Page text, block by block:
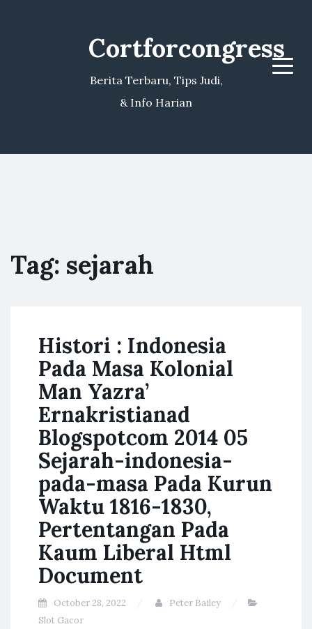
Cortforcongress
Berita Terbaru, Tips Judi,
& Info Harian
Menu
Tag: sejarah
Histori : Indonesia
Pada Masa Kolonial
Man Yazra’
Ernakristianad
Blogspotcom 2014 05
Sejarah-indonesia-
pada-masa Pada Kurun
Waktu 1816-1830,
Pertentangan Pada
Kaum Liberal Html
Document
October 28, 2022
Peter Bailey
Slot Gacor